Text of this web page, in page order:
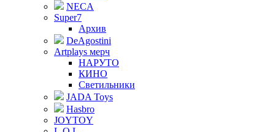
NECA
Super7
Архив
DeAgostini
Artplays мерч
НАРУТО
КИНО
Светильники
JADA Toys
Hasbro
JOYTOY